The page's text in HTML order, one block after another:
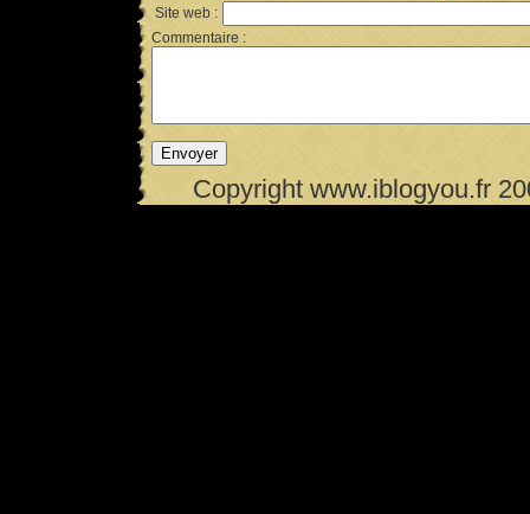
Site web :
Commentaire :
Copyright www.iblogyou.fr